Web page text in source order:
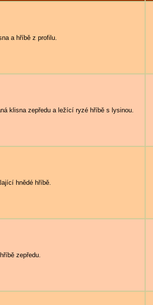
a hříbě z profilu.
klisna zepředu a ležící ryzé hříbě s lysinou.
hnědé hříbě.
zepředu.